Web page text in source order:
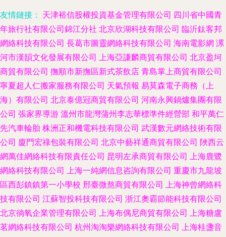
友情鏈接： 天津裕信股權投資基金管理有限公司 四川省中國青
年旅行社有限公司錦江分社 北京欣湖科技有限公司 臨沂鈦客邦
網絡科技有限公司 長葛市圖靈網絡科技有限公司 海南電影網 漯
河市漢韻文化發展有限公司 上海亞謙麟商貿有限公司 北京盈坷
商貿有限公司 撫順市新撫區新式茶飲店 青島掌上商貿有限公司
寧夏超人仁搬家服務有限公司 天氣預報 易莫森電子商務（上
海）有限公司 北京泰億冠商貿有限公司 河南永興鍋爐集團有限
公司 張家界導游 溫州市龍灣蒲州李志華標準件經營部 和平萬仁
先汽車輪胎 株洲正和機電科技有限公司 武漢數元網絡技術有限
公司 廈門宏祿包裝有限公司 北京中藝祥通商貿有限公司 陜西云
網萬佳網絡科技有限責任公司 昆明左承商貿有限公司 上海鹿鷺
網絡科技有限公司 上海一純網信息咨詢有限公司 重慶市九龍坡
區西彭鎮鎮第一小學校 邢臺微熬商貿有限公司 上海神曾網絡科
技有限公司 江蘇智投科技有限公司 浙江奧霸節能科技有限公司
北京徜氧企業管理有限公司 上海布偶尼商貿有限公司 上海糖盧
茗網絡科技有限公司 杭州淘淘樂網絡科技有限公司 上海桂盞音